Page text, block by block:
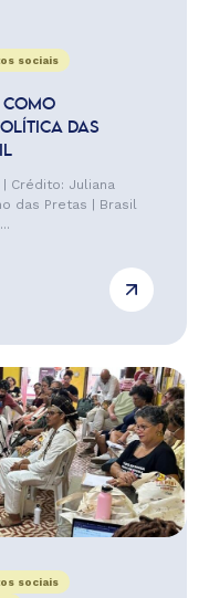
sociais
COMO
DAS
Crédito: Juliana
das Pretas | Brasil
sociais